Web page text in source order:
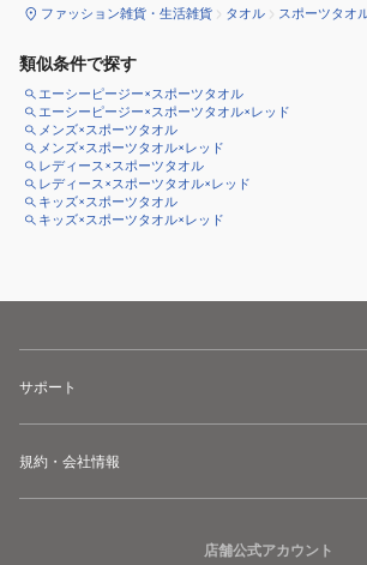
ファッション雑貨・生活雑貨 タオル スポーツタオ
類似条件で探す
エーシーピージー×スポーツタオル
エーシーピージー×スポーツタオル×レッド
メンズ×スポーツタオル
メンズ×スポーツタオル×レッド
レディース×スポーツタオル
レディース×スポーツタオル×レッド
キッズ×スポーツタオル
キッズ×スポーツタオル×レッド
サポート
規約・会社情報
店舗公式アカウント